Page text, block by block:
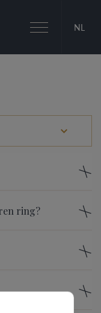
NL
Toggle
navigation
ring?